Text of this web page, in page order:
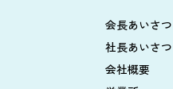
会長あいさつ
社長あいさつ
会社概要